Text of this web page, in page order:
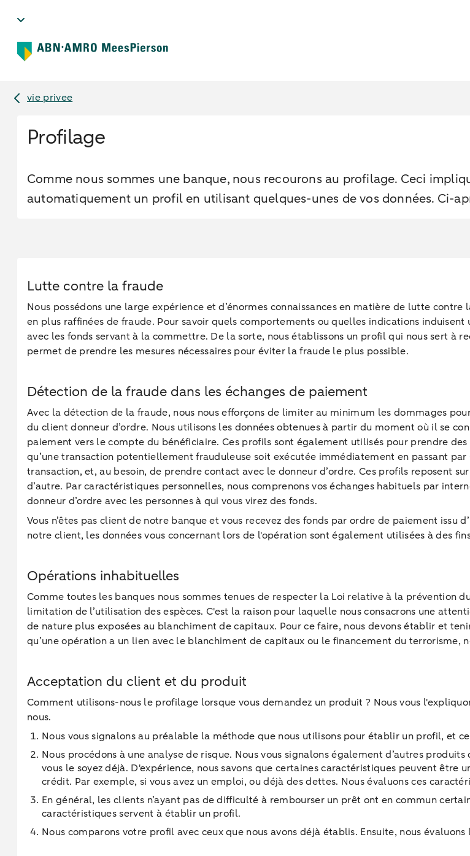
vie privee
Profilage
Comme nous sommes une banque, nous recourons au profilage. Ceci
automatiquement un profil en utilisant quelques-unes de vos données. Ci-
Lutte contre la fraude
Nous possédons une large expérience et d’énormes connaissances en matière de lutte
en plus raffinées de fraude. Pour savoir quels comportements ou quelles indications
avec les fonds servant à la commettre. De la sorte, nous établissons un profil qui nous sert à
permet de prendre les mesures nécessaires pour éviter la fraude le plus possible.
Détection de la fraude dans les échanges de paiement
Avec la détection de la fraude, nous nous efforçons de limiter au minimum les dommages
du client donneur d’ordre. Nous utilisons les données obtenues à partir du moment où il se
paiement vers le compte du bénéficiaire. Ces profils sont également utilisés pour prendre
qu’une transaction potentiellement frauduleuse soit exécutée immédiatement en passant
transaction, et, au besoin, de prendre contact avec le donneur d’ordre. Ces profils reposent
d’autre. Par caractéristiques personnelles, nous comprenons vos échanges habituels par
donneur d’ordre avec les personnes à qui vous virez des fonds.
Vous n’êtes pas client de notre banque et vous recevez des fonds par ordre de paiement issu
notre client, les données vous concernant lors de l'opération sont également utilisées à des
Opérations inhabituelles
Comme toutes les banques nous sommes tenues de respecter la Loi relative à la
limitation de l’utilisation des espèces. C'est la raison pour laquelle nous consacrons une
de nature plus exposées au blanchiment de capitaux. Pour ce faire, nous devons établir et
qu’une opération a un lien avec le blanchiment de capitaux ou le financement du terrorisme,
Acceptation du client et du produit
Comment utilisons-nous le profilage lorsque vous demandez un produit ? Nous vous
nous.
Nous vous signalons au préalable la méthode que nous utilisons pour établir un profil, et
Nous procédons à une analyse de risque. Nous vous signalons également d’autres
vous le soyez déjà. D'expérience, nous savons que certaines caractéristiques peuvent
crédit. Par exemple, si vous avez un emploi, ou déjà des dettes. Nous évaluons ces
En général, les clients n’ayant pas de difficulté à rembourser un prêt ont en commun
caractéristiques servent à établir un profil.
Nous comparons votre profil avec ceux que nous avons déjà établis. Ensuite, nous